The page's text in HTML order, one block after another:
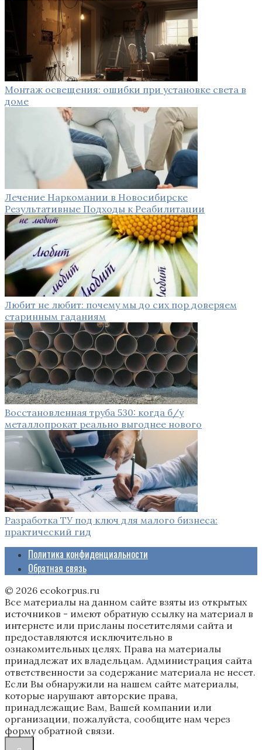
Монтаж освещения: ошибки при установке света в
доме
Лечение Наркомании в Новосибирске
Результативные Подходы к Реабилитации
Любит не любит: почему мы до сих пор доверяем
старинным гаданиям
Восстановленная труба 530: когда б/у
металлопрокат реально выгоднее нового
Разработка ТУ под ключ для малого бизнеса:
практический гид
Политика конфиденциальности
Обратная связь
© 2026 ecokorpus.ru
Все материалы на данном сайте взяты из открытых
источников - имеют обратную ссылку на материал в
интернете или присланы посетителями сайта и
предоставляются исключительно в
ознакомительных целях. Права на материалы
принадлежат их владельцам. Администрация сайта
ответственности за содержание материала не несет.
Если Вы обнаружили на нашем сайте материалы,
которые нарушают авторские права,
принадлежащие Вам, Вашей компании или
организации, пожалуйста, сообщите нам через
форму обратной связи.